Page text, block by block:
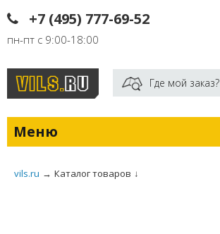
+7 (495) 777-69-52
пн-пт с 9:00-18:00
Где мой заказ?
Меню
vils.ru → Каталог товаров ↓